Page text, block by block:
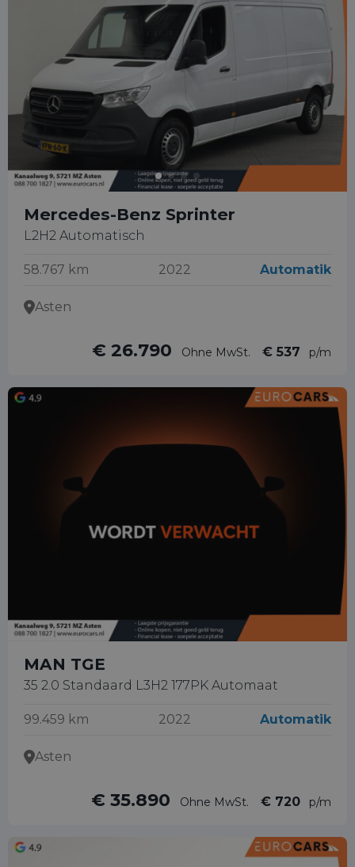
Mercedes-Benz Sprinter
L2H2 Automatisch
58.767 km 2022 Automatik
Asten
€ 26.790 Ohne MwSt. € 537 p/m
MAN TGE
35 2.0 Standaard L3H2 177PK Automaat
99.459 km 2022 Automatik
Asten
€ 35.890 Ohne MwSt. € 720 p/m